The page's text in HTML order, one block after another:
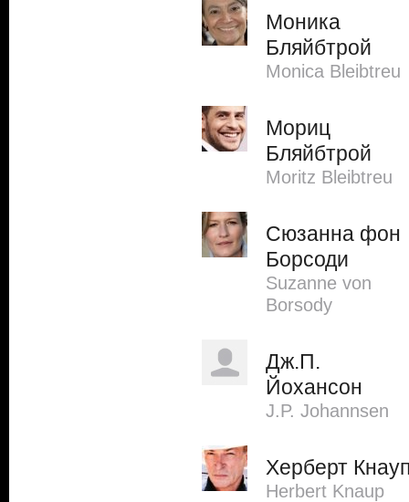
Моника
Бляйбтрой
Monica Bleibtreu
Мориц
Бляйбтрой
Moritz Bleibtreu
Сюзанна фон
Борсоди
Suzanne von
Borsody
Дж.П.
Йохансон
J.P. Johannsen
Херберт
Herbert Knaup